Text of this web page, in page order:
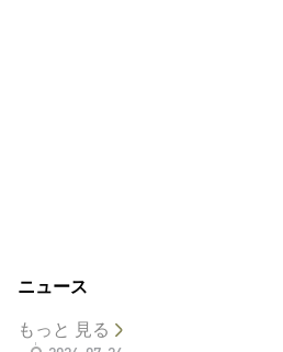
ニュース
もっと 見る